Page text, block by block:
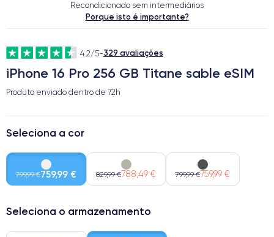
Recondicionado sem intermediários
Porque isto é importante?
4.2/5-329 avaliações
iPhone 16 Pro 256 GB Titane sable eSIM
Produto enviado dentro de 72h
Seleciona a cor
799,99 €759,99 € 829,99 €788,49 € 799,99 €759,99 €
Seleciona o armazenamento